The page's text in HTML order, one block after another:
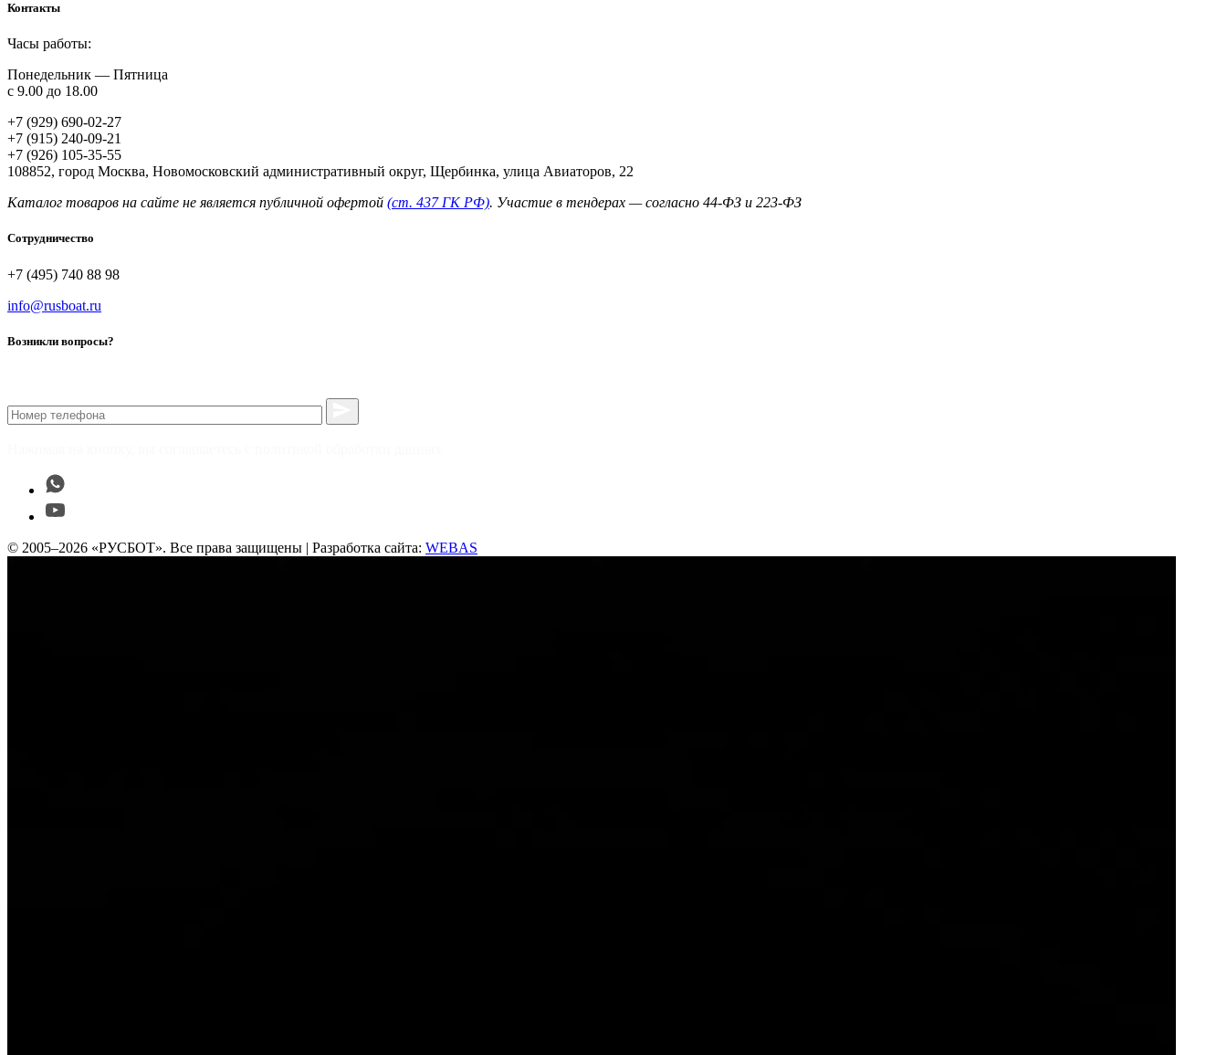
Контакты
Часы работы:
Понедельник — Пятница
с 9.00 до 18.00
+7 (929) 690-02-27
+7 (915) 240-09-21
+7 (926) 105-35-55
108852, город Москва, Новомосковский административный округ, Щербинка, улица Авиаторов, 22
Каталог товаров на сайте не является публичной офертой (ст. 437 ГК РФ). Участие в тендерах — согласно 44‑ФЗ и 223‑ФЗ
Сотрудничество
+7 (495) 740 88 98
info@rusboat.ru
Возникли вопросы?
© 2005–2026 «РУСБОТ». Все права защищены | Разработка сайта: WEBAS